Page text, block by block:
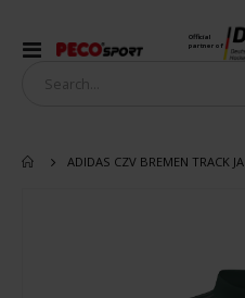
Toggle
Official
partner of
ADIDAS CZV BREMEN TRACK